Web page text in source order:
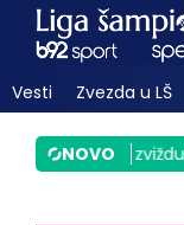
Vesti Zvezda u LŠ
NOVO
Sek od